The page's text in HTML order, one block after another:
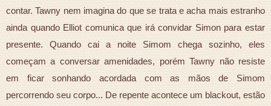
contar. Tawny nem imagina do que se trata e acha mais estranho
ainda quando Elliot comunica que irá convidar Simon para estar
presente. Quando cai a noite Simom chega sozinho, eles
começam a conversar amenidades, porém Tawny não resiste
em ficar sonhando acordada com as mãos de Simom
percorrendo seu corpo... De repente acontece um blackout, estão